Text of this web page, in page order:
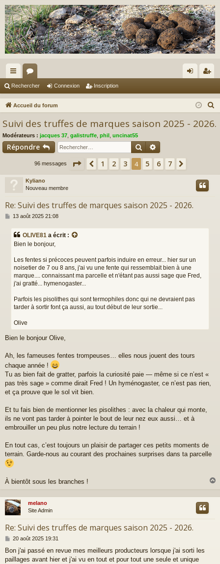
ac
co
s
or
u ne cri
Rechercher Connexion Inscription
Accueil du forum
c
Suivi des truffes de marques saison 2025 - 2026.
Modérateurs : jacques 37 galistruffe phil uncinat55
Répondre Rechercher
96 messages Page 4 sur
Précédent
1 2 3 4 5 6 7
Kyliano
Nouveau membre
Re: Suivi des truffes de marques saison 2025 - 2026.
M
s
13 août 2025 21:08
OLIVE81 a écrit :
Bien le bonjour,
Les fentes si précoces peuvent parfois induire en erreur... hier sur un
noisetier de 7 ou 8 ans, j'ai vu une fente qui ressemblait bien à une
marque.... connaissant ma parcelle et n'étant pas aussi sage que Fred,
j'ai gratté... hymenogaster...
Parfois les pisolithes qui sont termophiles donc qui ne devraient pas
tarder à sortir font ça aussi, au tout début de leur sortie...
Olive
Bien le bonjour Olive,
Ah, les fameuses fentes trompeuses… elles nous jouent des tours
chaque année !
Tu as bien fait de gratter, parfois la curiosité paie — même si ce n’est «
pas très sage » comme dirait Fred ! Un hyménogaster, ce n’est pas rien,
et ça prouve que le sol vit bien.
Et tu fais bien de mentionner les pisolithes : avec la chaleur qui monte,
ils ne vont pas tarder à pointer le bout de leur nez eux aussi… et à
embrouiller un peu plus notre lecture du terrain !
En tout cas, c’est toujours un plaisir de partager ces petits moments de
terrain. Garde-nous au courant des prochaines surprises dans ta parcelle
À bientôt sous les branches !
u
melano
Site Admin
Re: Suivi des truffes de marques saison 2025 - 2026.
M
s
s
20 août 2025 19:31
Bon j'ai passé en revue mes meilleurs producteurs lorsque j'ai sorti les
paillages avant hier et j'ai vu en tout et pour tout une seule et unique